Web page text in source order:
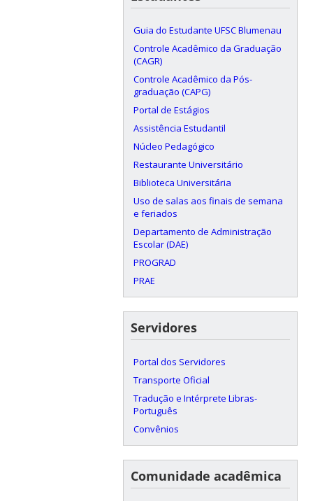
Guia do Estudante UFSC Blumenau
Controle Acadêmico da Graduação
(CAGR)
Controle Acadêmico da Pós-
graduação (CAPG)
Portal de Estágios
Assistência Estudantil
Núcleo Pedagógico
Restaurante Universitário
Biblioteca Universitária
Uso de salas aos finais de semana
e feriados
Departamento de Administração
Escolar (DAE)
PROGRAD
PRAE
Servidores
Portal dos Servidores
Transporte Oficial
Tradução e Intérprete Libras-
Português
Convênios
Comunidade acadêmica